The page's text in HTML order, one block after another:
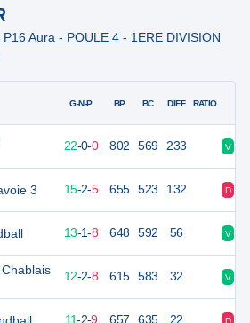
Aura - POULE 4 - 1ERE DIVISION
3
G-N-P BP BC DIFF RATIO
22-0-0 802 569 233 V
54 22 15-2-5 655 523 132 D
49 13-1-8 648 592 56 V
48 22 12-2-8 615 583 32 V
46 11-2-9 657 635 22 D